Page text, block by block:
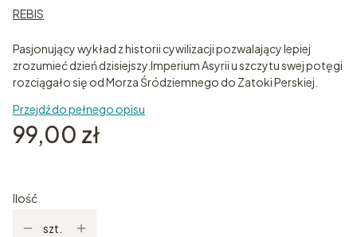
REBIS
Pasjonujący wykład z historii cywilizacji pozwalający lepiej
zrozumieć dzień dzisiejszy.Imperium Asyrii u szczytu swej potęgi
rozciągało się od Morza Śródziemnego do Zatoki Perskiej.
Przejdź do pełnego opisu
Cena
99,00 zł
Ilość
szt.